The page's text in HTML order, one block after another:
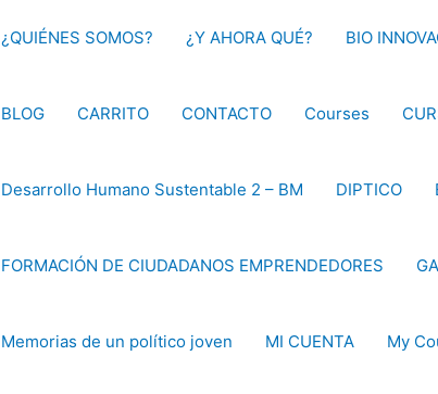
¿QUIÉNES SOMOS? ¿Y AHORA QUÉ? BIO
BLOG CARRITO CONTACTO Courses
Desarrollo Humano Sustentable 2 – BM DIPTICO
FORMACIÓN DE CIUDADANOS EMPRENDEDORES
Memorias de un político joven MI CUENTA My